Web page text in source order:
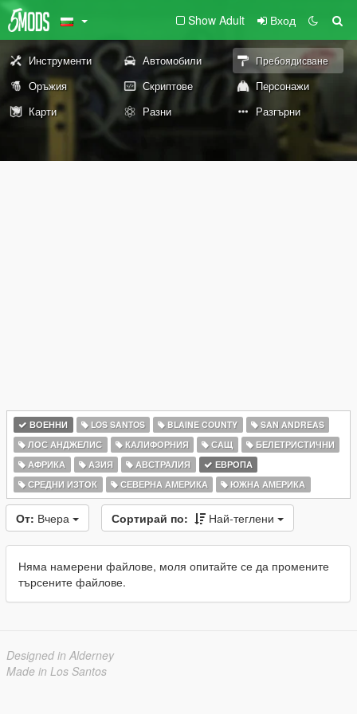
Show Adult Вход
Инструменти Автомобили Пребоядисване
Оръжия Скриптове
Персонажи
Карти
Разни Разгърни
ВОЕННИ LOS SANTOS BLAINE COUNTY
SAN ANDREAS
ЛОС АНДЖЕЛИС
КАЛИФОРНИЯ САЩ
БЕЛЕТРИСТИЧНИ
АФРИКА
АЗИЯ АВСТРАЛИЯ
ЕВРОПА
СРЕДНИ ИЗТОК
СЕВЕРНА АМЕРИКА ЮЖНА АМЕРИКА
От: Вчера Сортирай по: Най-теглени
Няма намерени файлове, моля опитайте се да промените
търсените файлове.
Designed in Alderney
Made in Los Santos